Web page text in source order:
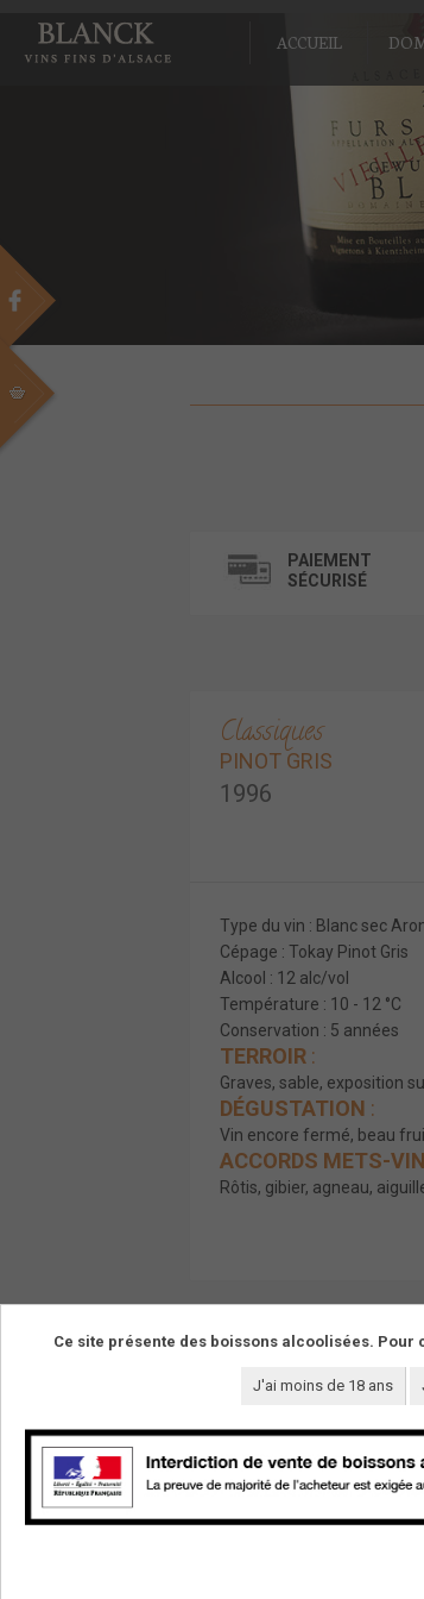
ACCUEIL
PAIEMENT
SÉCURISÉ
Classiques
PINOT GRIS
1996
Type du vin : Blanc sec
Cépage : Tokay Pinot Gris
Alcool : 12 alc/vol
Température : 10 - 12 °C
Conservation : 5 années
TERROIR :
Graves, sable, exposition
DÉGUSTATION :
Vin encore fermé, beau
ACCORDS METS-
Rôtis, gibier, agneau,
Ce site présente des boissons alcoolisées.
J'ai moins de 18 ans